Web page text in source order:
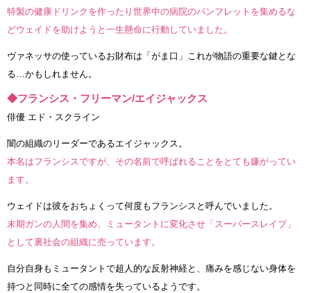
特製の健康ドリンクを作ったり世界中の病院のパンフレットを集めるな
どウェイドを助けようと一生懸命に行動していました。
ヴァネッサの使っているお財布は「がま口」これが物語の重要な鍵とな
る…かもしれません。
◆フランシス・フリーマン/エイジャックス
俳優 エド・スクライン
闇の組織のリーダーであるエイジャックス。
本名はフランシスですが、その名前で呼ばれることをとても嫌がってい
ます。
ウェイドは彼をおちょくって何度もフランシスと呼んでいました。
末期ガンの人間を集め、ミュータントに変化させ「スーパースレイブ」
として裏社会の組織に売っています。
自分自身もミュータントで超人的な反射神経と、痛みを感じない身体を
持つと同時に全ての感情を失っているようです。